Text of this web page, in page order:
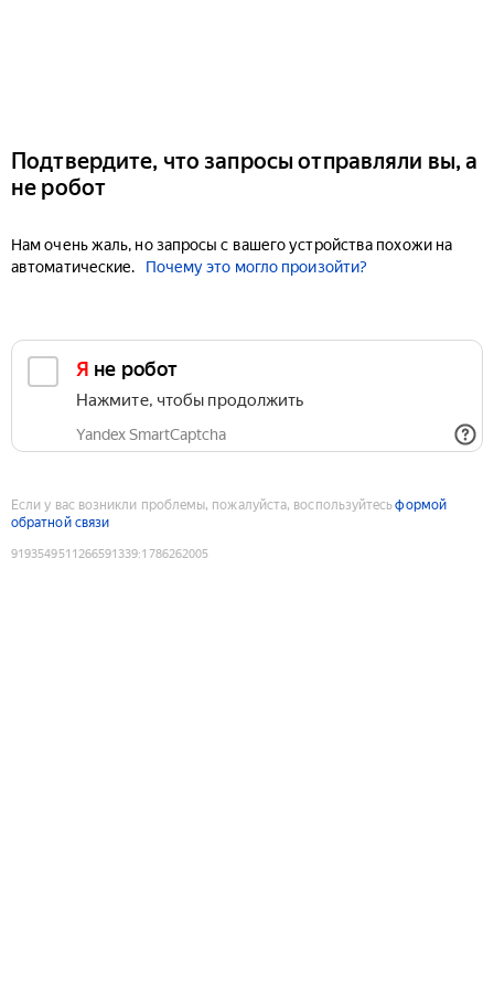
Подтвердите, что запросы отправляли вы, а
не робот
Нам очень жаль, но запросы с вашего устройства похожи на
автоматические.
Почему это могло произойти?
Я не робот
Нажмите, чтобы продолжить
Yandex SmartCaptcha
Если у вас возникли проблемы, пожалуйста, воспользуйтесьформой
обратной связи
9193549511266591339:1786262005